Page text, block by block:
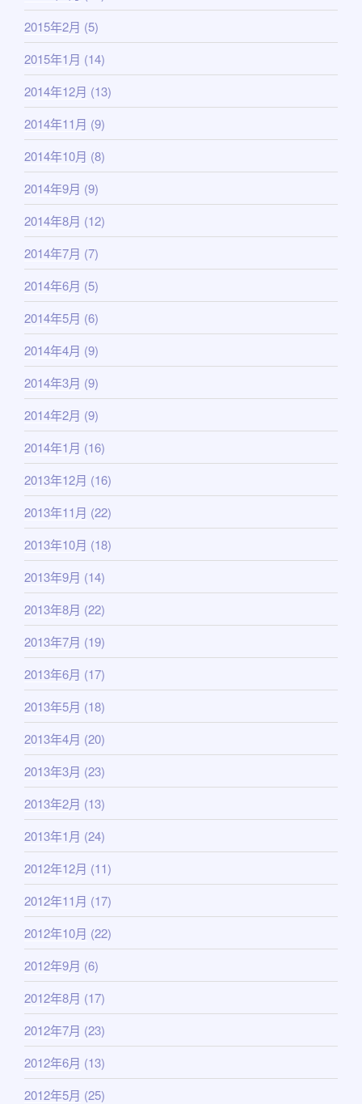
2015年2月 (5)
2015年1月 (14)
2014年12月 (13)
2014年11月 (9)
2014年10月 (8)
2014年9月 (9)
2014年8月 (12)
2014年7月 (7)
2014年6月 (5)
2014年5月 (6)
2014年4月 (9)
2014年3月 (9)
2014年2月 (9)
2014年1月 (16)
2013年12月 (16)
2013年11月 (22)
2013年10月 (18)
2013年9月 (14)
2013年8月 (22)
2013年7月 (19)
2013年6月 (17)
2013年5月 (18)
2013年4月 (20)
2013年3月 (23)
2013年2月 (13)
2013年1月 (24)
2012年12月 (11)
2012年11月 (17)
2012年10月 (22)
2012年9月 (6)
2012年8月 (17)
2012年7月 (23)
2012年6月 (13)
2012年5月 (25)